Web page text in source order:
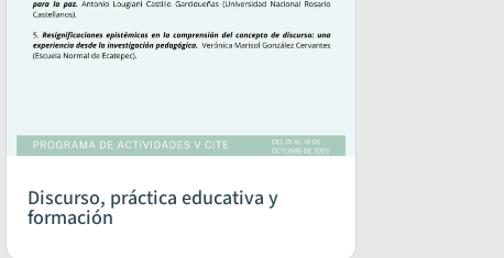
Discurso, práctica educativa y
formación